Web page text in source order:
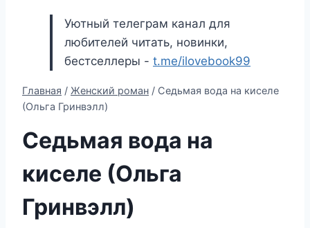
Уютный телеграм канал для
любителей читать, новинки,
бестселлеры - t.me/ilovebook99
Главная / Женский роман / Седьмая вода на киселе
(Ольга Гринвэлл)
Седьмая вода на
киселе (Ольга
Гринвэлл)